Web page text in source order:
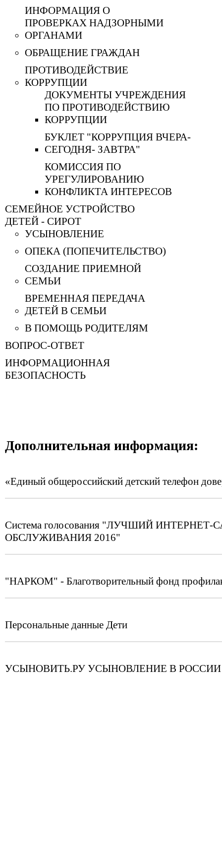
ИНФОРМАЦИЯ О
ПРОВЕРКАХ НАДЗОРНЫМИ
ОРГАНАМИ
ОБРАЩЕНИЕ ГРАЖДАН
ПРОТИВОДЕЙСТВИЕ
КОРРУПЦИИ
ДОКУМЕНТЫ УЧРЕЖДЕНИЯ
ПО ПРОТИВОДЕЙСТВИЮ
КОРРУПЦИИ
БУКЛЕТ "КОРРУПЦИЯ ВЧЕРА-
СЕГОДНЯ- ЗАВТРА"
КОМИССИЯ ПО
УРЕГУЛИРОВАНИЮ
КОНФЛИКТА ИНТЕРЕСОВ
СЕМЕЙНОЕ УСТРОЙСТВО
ДЕТЕЙ - СИРОТ
УСЫНОВЛЕНИЕ
ОПЕКА (ПОПЕЧИТЕЛЬСТВО)
СОЗДАНИЕ ПРИЕМНОЙ
СЕМЬИ
ВРЕМЕННАЯ ПЕРЕДАЧА
ДЕТЕЙ В СЕМЬИ
В ПОМОЩЬ РОДИТЕЛЯМ
ВОПРОС-ОТВЕТ
ИНФОРМАЦИОННАЯ
БЕЗОПАСНОСТЬ
Дополнительная информация:
«Единый общероссийский детский телефон
Система голосования "ЛУЧШИЙ
ОБСЛУЖИВАНИЯ 2016"
"НАРКОМ" - Благотворительный фонд
Персональные данные Дети
УСЫНОВИТЬ.РУ УСЫНОВЛЕНИЕ В РОССИИ